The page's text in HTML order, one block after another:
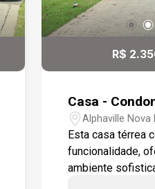
R$
Casa -
Alphaville Nova
Votorantim/SP
Esta casa térrea
funcionalidade,
ambiente